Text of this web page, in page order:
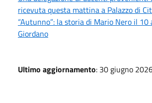
ricevuta questa mattina a Palazzo di
“Autunno”: la storia di Mario Nero il 10
Giordano
Ultimo aggiornamento: 30 giugno